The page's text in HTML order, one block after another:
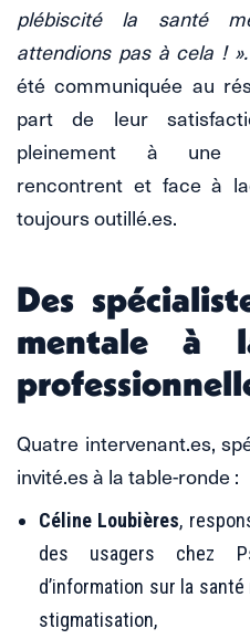
plébiscité la santé
attendions pas à cela ! ».
été communiquée au
part de leur
pleinement à une
rencontrent et face à
toujours outillé.es.
Des
mentale à
Quatre intervenant.es,
invité.es à la table-ronde :
Céline Loubières,
des usagers chez
d’information sur la
stigmatisation,